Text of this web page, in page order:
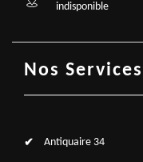
indisponible
Nos Services
Antiquaire 34